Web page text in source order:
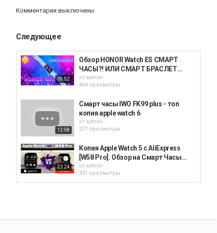
Android, подключение к ним осуществляется с помощью
Apple Watch
Комментарии выключены
Следующее
05:52
Обзор HONOR Watch ES СМАРТ
ЧАСЫ?! ИЛИ СМАРТ БРАСЛЕТ...
от admin
464 просмотры
12:58
Смарт часы IWO FK99 plus - топ
копия apple watch 6
от admin
277 просмотры
23:24
Копия Apple Watch 5 с AliExpress
[W58 Pro]. Обзор на Смарт Часы...
от admin
331 просмотры